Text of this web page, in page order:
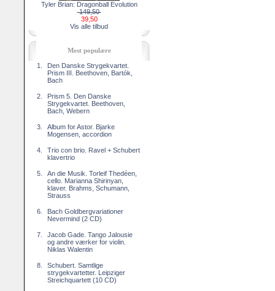
Tyler Brian: Dragonball Evolution
149,50
39,50
Vis alle tilbud
Mest populære
1.
Den Danske Strygekvartet.
Prism III. Beethoven, Bartók,
Bach
2.
Prism 5. Den Danske
Strygekvartet. Beethoven,
Bach, Webern
3.
Album for Astor. Bjarke
Mogensen, accordion
4.
Trio con brio. Ravel + Schubert
klavertrio
5.
An die Musik. Torleif Thedéen,
cello. Marianna Shirinyan,
klaver. Brahms, Schumann,
Strauss
6.
Bach Goldbergvariationer
Nevermind (2 CD)
7.
Jacob Gade. Tango Jalousie
og andre værker for violin.
Niklas Walentin
8.
Schubert. Samtlige
strygekvartetter. Leipziger
Streichquartett (10 CD)